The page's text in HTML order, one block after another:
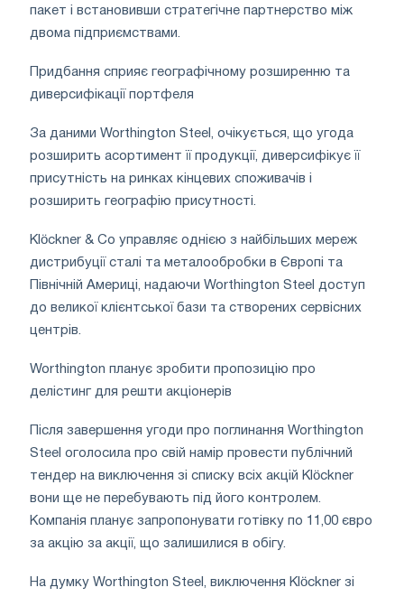
пакет і встановивши стратегічне партнерство між
двома підприємствами.
Придбання сприяє географічному розширенню та
диверсифікації портфеля
За даними Worthington Steel, очікується, що угода
розширить асортимент її продукції, диверсифікує її
присутність на ринках кінцевих споживачів і
розширить географію присутності.
Klöckner & Co управляє однією з найбільших мереж
дистрибуції сталі та металообробки в Європі та
Північній Америці, надаючи Worthington Steel доступ
до великої клієнтської бази та створених сервісних
центрів.
Worthington планує зробити пропозицію про
делістинг для решти акціонерів
Після завершення угоди про поглинання Worthington
Steel оголосила про свій намір провести публічний
тендер на виключення зі списку всіх акцій Klöckner
вони ще не перебувають під його контролем.
Компанія планує запропонувати готівку по 11,00 євро
за акцію за акції, що залишилися в обігу.
На думку Worthington Steel, виключення Klöckner зі